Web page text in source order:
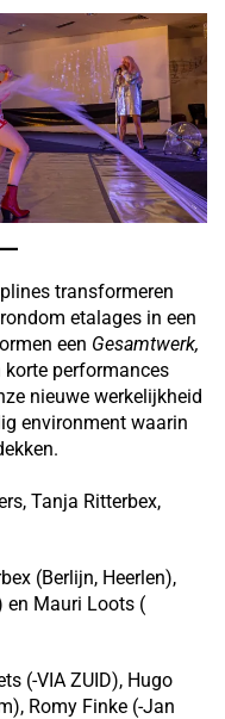
transformeren
etalages in een
een Gesamtwerk,
performances
nieuwe werkelijkheid
environment waarin
Tanja Ritterbex,
(Berlijn, Heerlen),
en Mauri Loots (
(-VIA ZUID), Hugo
Romy Finke (-Jan